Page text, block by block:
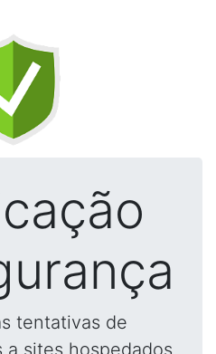
tentativas de
a sites hospedados